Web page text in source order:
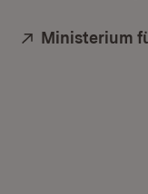
Extern:
Ministerium